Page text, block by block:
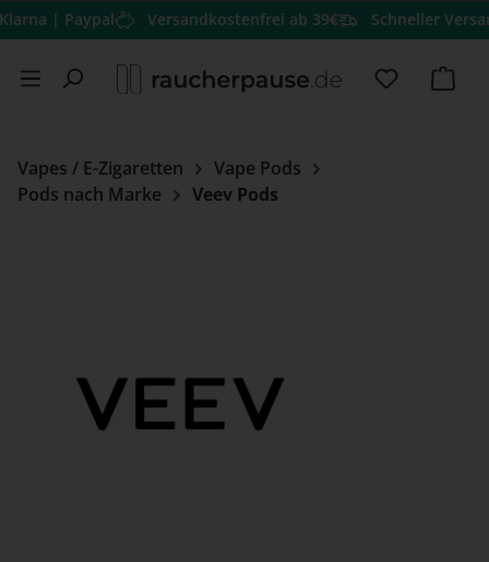
Zum Hauptinhalt springen
Versandkostenfrei ab 39€ Schneller Versand
Du hast
Vapes / E-Zigaretten
Vape Pods
Pods nach Marke
Veev Pods